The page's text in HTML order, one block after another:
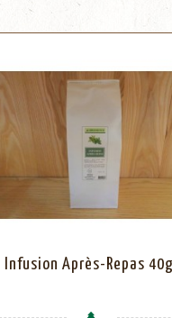
Infusion Après-Repas